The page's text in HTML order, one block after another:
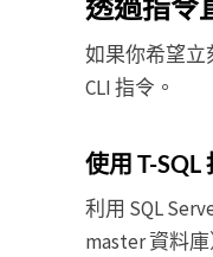
透過指令
如果你希望立
CLI 指令。
使用 T-SQL
利用 SQL
master 資料